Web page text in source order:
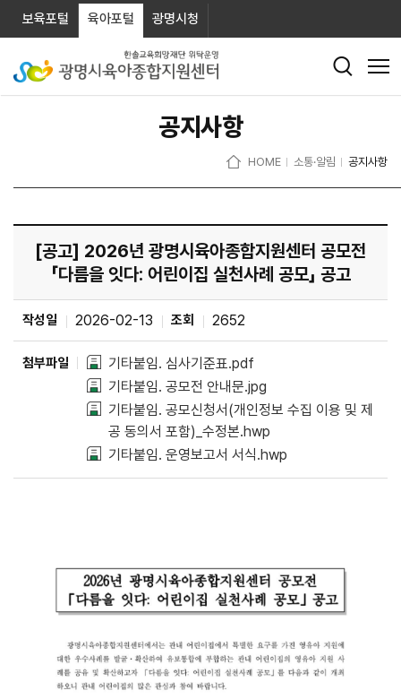
보육포털 육아포털 광명시청
공지사항
HOME 소통·알림 공지사항
[공고] 2026년 광명시육아종합지원센터 공모전
「다름을 잇다: 어린이집 실천사례 공모」 공고
작성일 2026-02-13 조회 2652
첨부파일
기타붙임. 심사기준표.pdf
기타붙임. 공모전 안내문.jpg
기타붙임. 공모신청서(개인정보 수집 이용 및 제
공 동의서 포함)_수정본.hwp
기타붙임. 운영보고서 서식.hwp